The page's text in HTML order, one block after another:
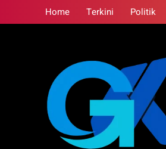
to
Home Terkini Politik